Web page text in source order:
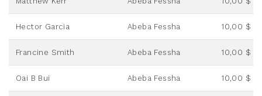
Hector Garcia Abeba Fessha 10,00 $
Francine Smith Abeba Fessha 10,00 $
Oai B Bui Abeba Fessha 10,00 $